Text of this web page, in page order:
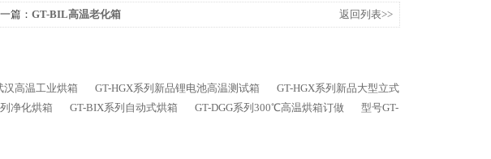
篇： GT-BIL高温老化箱 返回列表>>
汉高温工业烘箱 GT-HGX系列新品锂电池高温测试箱
GT-HGX系列新品大型立式
净化烘箱 GT-BIX系列自动式烘箱 GT-DGG系列300℃高温烘箱订做
型号GT-